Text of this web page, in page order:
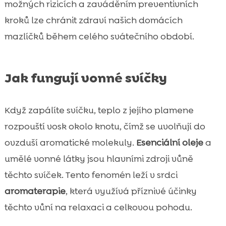
možných rizicích a zaváděním preventivních
kroků lze chránit zdraví našich domácích
mazlíčků během celého svátečního období.
Jak fungují vonné svíčky
Když zapálíte svíčku, teplo z jejího plamene
rozpouští vosk okolo knotu, čímž se uvolňují do
ovzduší aromatické molekuly. Esenciální olejea
umělé vonné látky jsou hlavními zdroji vůně
těchto svíček. Tento fenomén leží v srdci
aromaterapie, která využívá příznivé účinky
těchto vůní na relaxaci a celkovou pohodu.